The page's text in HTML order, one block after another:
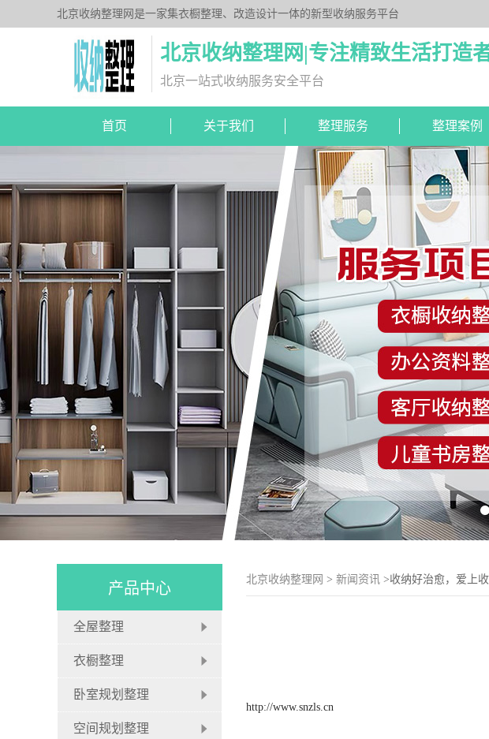
北京收纳整理网是一家集衣橱整理、改造设计一体的新型收纳服务平台
北京收纳整理网|专注精致生活打造
北京一站式收纳服务安全平台
首页 关于我们 整理服务 整理案例
北京收纳整理网 > 新闻资讯 >收纳好治愈，爱上
http://www.snzls.cn
产品中心
全屋整理
衣橱整理
卧室规划整理
空间规划整理